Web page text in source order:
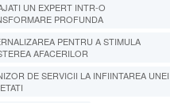
UN EXPERT INTR-O
PROFUNDA
PENTRU A STIMULA
AFACERILOR
DE SERVICII LA INFIINTAREA UNEI